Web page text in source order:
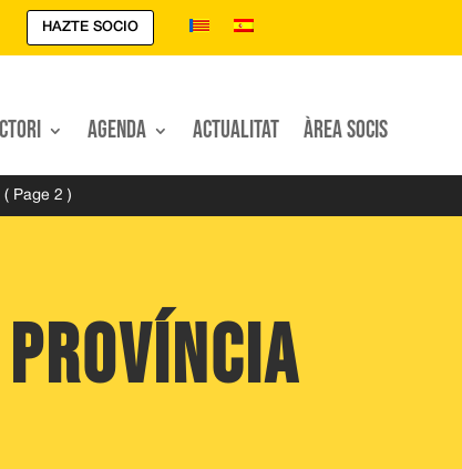
HAZTE SOCIO
Agenda Actualitat Àrea Socis
( Page 2 )